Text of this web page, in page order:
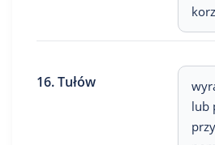
16. Tułów
lub